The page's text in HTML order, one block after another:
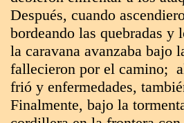
Después, cuando
bordeando las quebradas
la caravana avanzaba bajo
fallecieron por el camino;
frió y enfermedades,
Finalmente, bajo la